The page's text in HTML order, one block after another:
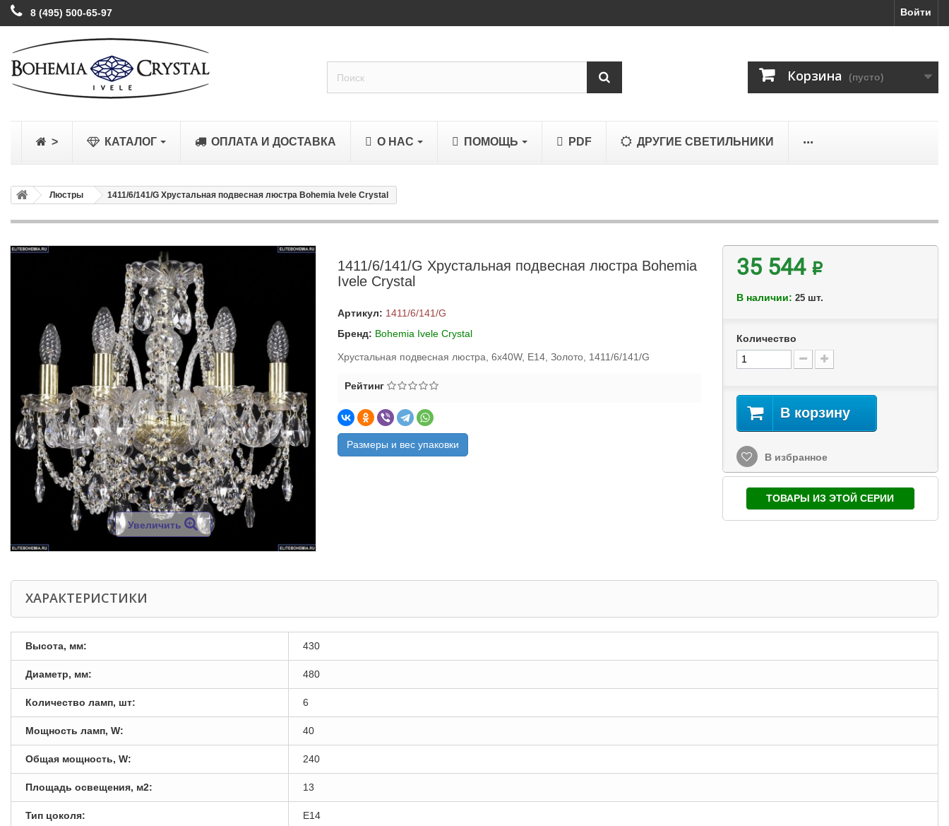
Войти
8 (495) 500-65-97
Корзина (пусто)
> КАТАЛОГ ОПЛАТА И ДОСТАВКА О НАС ПОМОЩЬ PDF ДРУГИЕ СВЕТИЛЬНИКИ ...
Люстры 1411/6/141/G Хрустальная подвесная люстра Bohemia Ivele Crystal
Увеличить
1411/6/141/G Хрустальная подвесная люстра Bohemia
Ivele Crystal
Артикул: 1411/6/141/G
Бренд: Bohemia Ivele Crystal
Хрустальная подвесная люстра, 6x40W, E14, Золото, 1411/6/141/G
Рейтинг
Размеры и вес упаковки
35 544 ₽
В наличии: 25 шт.
Количество
В корзину
В избранное
ТОВАРЫ ИЗ ЭТОЙ СЕРИИ
ХАРАКТЕРИСТИКИ
Высота, мм: 430
Диаметр, мм: 480
Количество ламп, шт: 6
Мощность ламп, W: 40
Общая мощность, W: 240
Площадь освещения, м2: 13
Тип цоколя: E14